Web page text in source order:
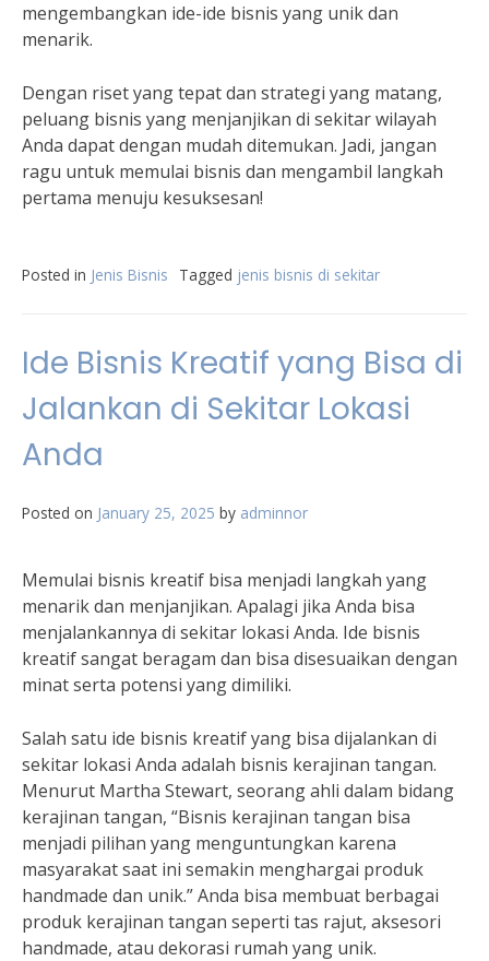
mengembangkan ide-ide bisnis yang unik dan
menarik.
Dengan riset yang tepat dan strategi yang matang,
peluang bisnis yang menjanjikan di sekitar wilayah
Anda dapat dengan mudah ditemukan. Jadi, jangan
ragu untuk memulai bisnis dan mengambil langkah
pertama menuju kesuksesan!
Posted in Jenis Bisnis Tagged jenis bisnis di sekitar
Ide Bisnis Kreatif yang Bisa di
Jalankan di Sekitar Lokasi
Anda
Posted on January 25, 2025 by adminnor
Memulai bisnis kreatif bisa menjadi langkah yang
menarik dan menjanjikan. Apalagi jika Anda bisa
menjalankannya di sekitar lokasi Anda. Ide bisnis
kreatif sangat beragam dan bisa disesuaikan dengan
minat serta potensi yang dimiliki.
Salah satu ide bisnis kreatif yang bisa dijalankan di
sekitar lokasi Anda adalah bisnis kerajinan tangan.
Menurut Martha Stewart, seorang ahli dalam bidang
kerajinan tangan, “Bisnis kerajinan tangan bisa
menjadi pilihan yang menguntungkan karena
masyarakat saat ini semakin menghargai produk
handmade dan unik.” Anda bisa membuat berbagai
produk kerajinan tangan seperti tas rajut, aksesori
handmade, atau dekorasi rumah yang unik.